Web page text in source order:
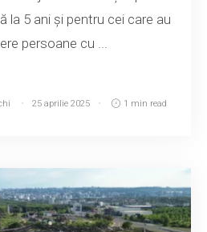
la 5 ani și pentru cei care au
persoane cu ...
25 aprilie 2025 1 min read